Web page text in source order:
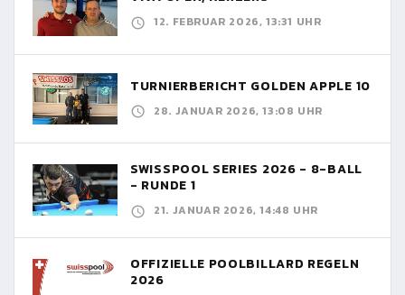
12. FEBRUAR 2026, 13:31 UHR
TURNIERBERICHT GOLDEN APPLE 10
28. JANUAR 2026, 13:08 UHR
SWISSPOOL SERIES 2026 - 8-BALL
- RUNDE 1
21. JANUAR 2026, 14:48 UHR
OFFIZIELLE POOLBILLARD REGELN
2026